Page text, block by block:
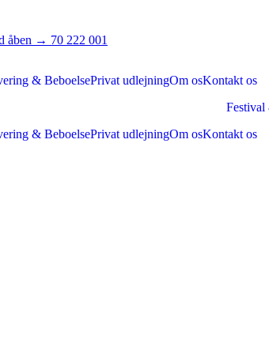
åben → 70 222 001
& BeboelsePrivat udlejningOm osKontakt os
Festival
& BeboelsePrivat udlejningOm osKontakt os